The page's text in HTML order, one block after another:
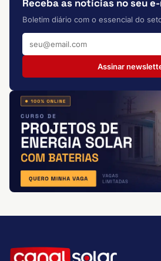
Receba as notícias no seu
Boletim diário com o essencial do
Assinar